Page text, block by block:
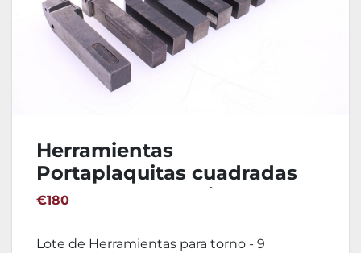
Herramientas
Portaplaquitas cuadradas
para torno - 9 Unidades
€180
Lote de Herramientas para torno - 9